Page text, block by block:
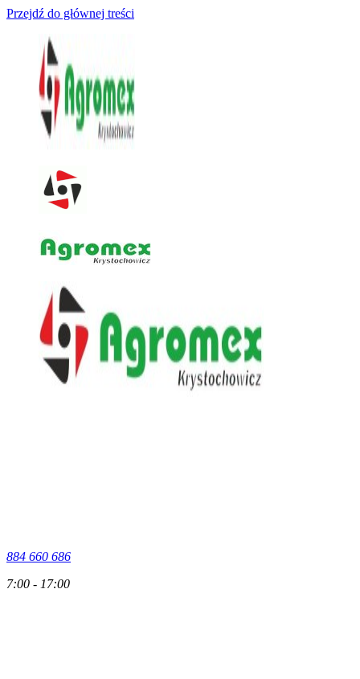
Przejdź do głównej treści
884 660 686
7:00 - 17:00